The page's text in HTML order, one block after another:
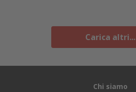
Carica altri...
Chi siamo